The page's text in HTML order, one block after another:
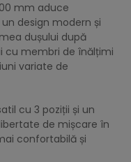
mm aduce
design modern și
dușului după
cu membri de înălțimi
variate de
cu 3 poziții și un
de mișcare în
confortabilă și